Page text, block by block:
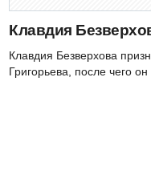
Клавдия
Клавдия Безверхова
Григорьева, после чего